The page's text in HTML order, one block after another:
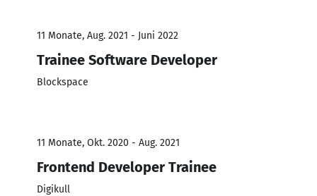
11 Monate, Aug. 2021 - Juni 2022
Trainee Software Developer
Blockspace
11 Monate, Okt. 2020 - Aug. 2021
Frontend Developer Trainee
Digikull